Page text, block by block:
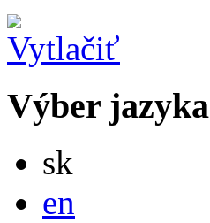
Výber jazyka
sk
en